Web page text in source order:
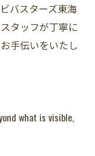
バスターズ東海
タッフが丁寧に
手伝いをいたし
what is visible,